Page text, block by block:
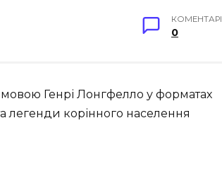
КОМЕНТАРІ
0
Генрі Лонгфелло у форматах
легенди корінного населення